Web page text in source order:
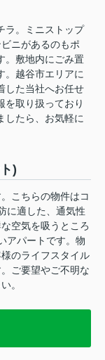
ラ。ミニストップ
ニがあるのもポ
。敷地内にごみ置
。越谷市エリアに
した当社へお任せ
を取り扱っており
したら、お気軽に
)
こちらの物件はコ
に適した、通気性
空気を吸うところ
アパートです。物
のライフスタイル
ご要望やご不明な
。